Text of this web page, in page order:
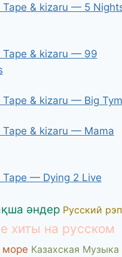
Tape & kizaru — 5
Tape & kizaru — 99
Tape & kizaru — Big
Tape & kizaru — Mama
Tape — Dying 2 Live
әндер Русский рэп
хиты на русском
море Казахская Музыка